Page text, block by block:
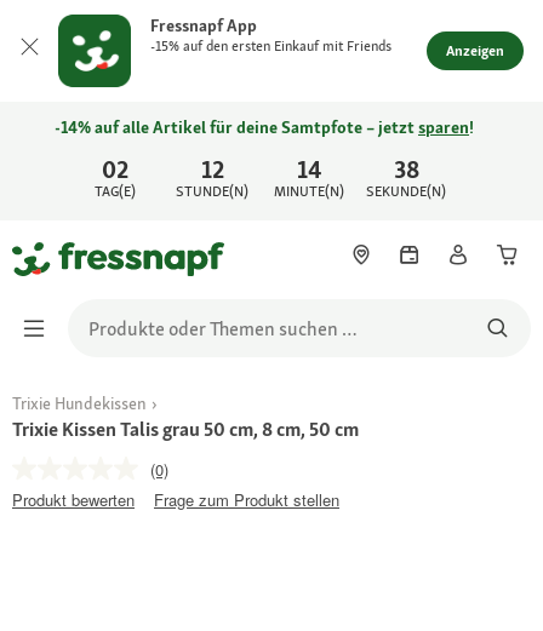
Fressnapf App
-15% auf den ersten Einkauf mit Friends Anzeigen
02
TAG(E)
12
STUNDE(N)
14
MINUTE(N)
38
SEKUNDE(N)
-14% auf alle Artikel für deine Samtpfote – jetztsparen!
Trixie Hundekissen
Trixie Kissen Talis grau 50 cm, 8 cm, 50 cm
(0)
Produkt bewerten
Frage zum Produkt stellen